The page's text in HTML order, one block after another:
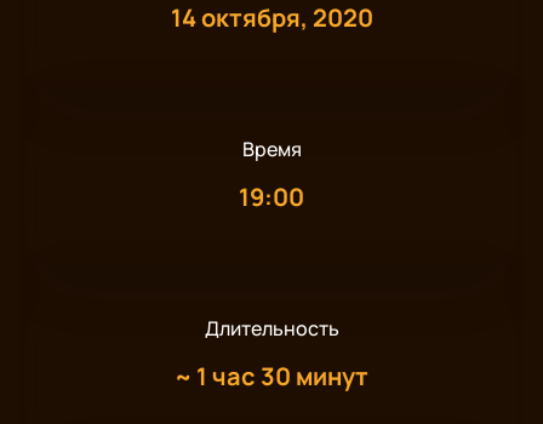
14 октября, 2020
Время
19:00
Длительность
~ 1 час 30 минут